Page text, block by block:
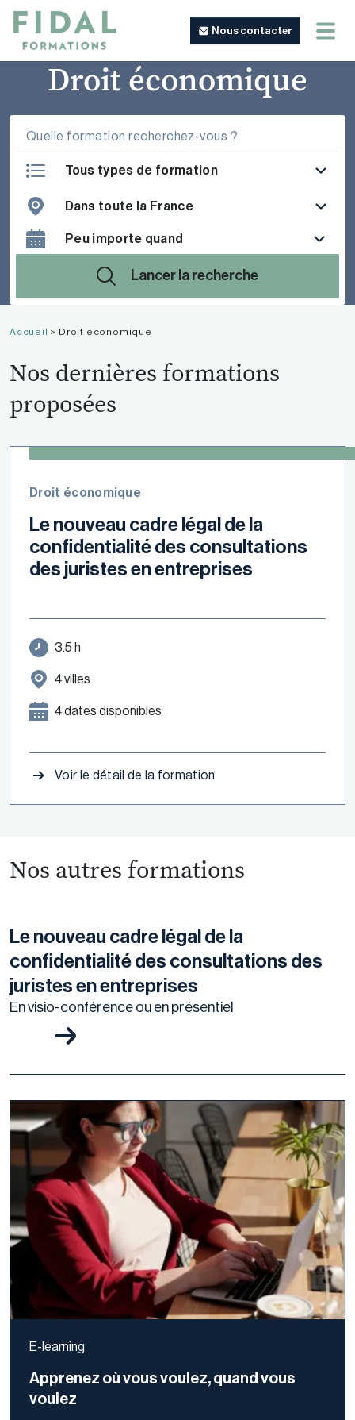
Nous contacter
Droit économique
Tous types de formation
Dans toute la France
Lancer la recherche
Accueil > Droit économique
Nos dernières formations
proposées
Droit économique
Le nouveau cadre légal de la
confidentialité des consultations
des juristes en entreprises
3.5 h
4 villes
4 dates disponibles
Voir le détail de la formation
Nos autres formations
Le nouveau cadre légal de la
confidentialité des consultations des
juristes en entreprises
En visio-conférence ou en présentiel
E-learning
Apprenez où vous voulez, quand vous
voulez